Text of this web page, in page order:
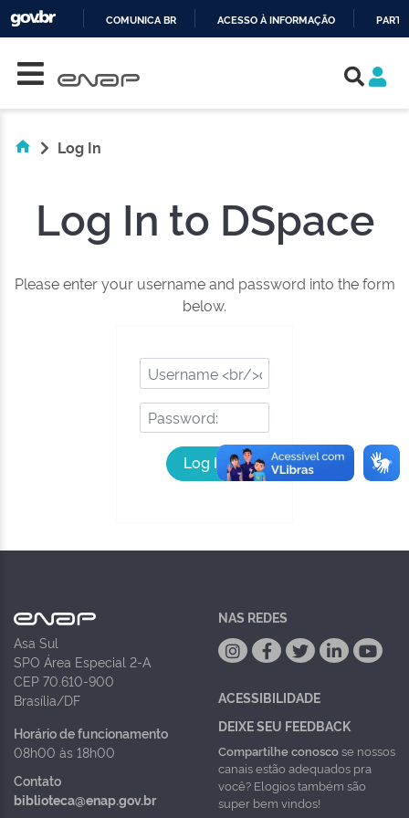
COMUNICA BR ACESSO À INFORMAÇÃO
Log In
Log In to DSpace
Please enter your username and password into the form
below.
Log In
Asa Sul
SPO Área Especial 2-A
CEP 70.610-900
Brasília/DF
Horário de funcionamento
08h00 às 18h00
Contato
biblioteca@enap.gov.br
NAS REDES
ACESSIBILIDADE
DEIXE SEU FEEDBACK
Compartilhe conoscose nossos
canais estão adequados pra
você? Elogios também são
super bem vindos!